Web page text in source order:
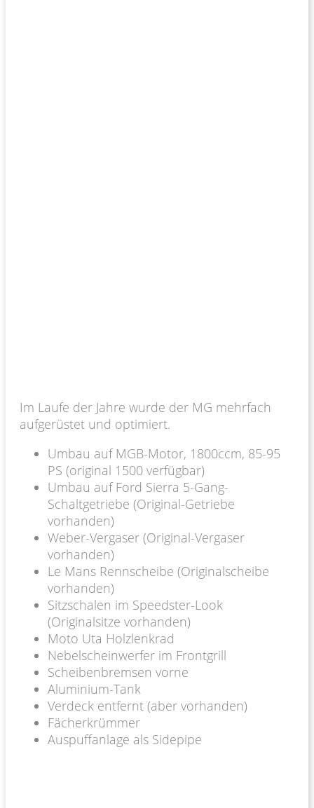
Im Laufe der Jahre wurde der MG mehrfach
aufgerüstet und optimiert.
Umbau auf MGB-Motor, 1800ccm, 85-95
PS (original 1500 verfügbar)
Umbau auf Ford Sierra 5-Gang-
Schaltgetriebe (Original-Getriebe
vorhanden)
Weber-Vergaser (Original-Vergaser
vorhanden)
Le Mans Rennscheibe (Originalscheibe
vorhanden)
Sitzschalen im Speedster-Look
(Originalsitze vorhanden)
Moto Uta Holzlenkrad
Nebelscheinwerfer im Frontgrill
Scheibenbremsen vorne
Aluminium-Tank
Verdeck entfernt (aber vorhanden)
Fächerkrümmer
Auspuffanlage als Sidepipe